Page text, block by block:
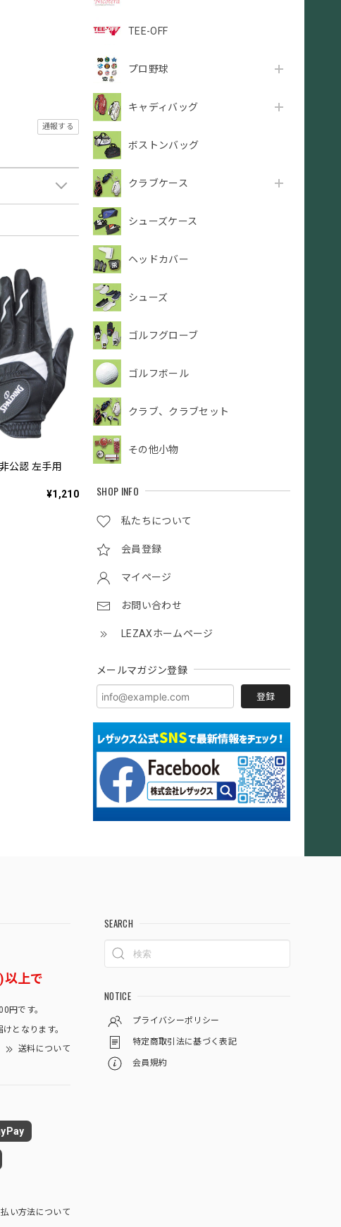
TEE-OFF
プロ野球
キャディバッグ
ボストンバッグ
クラブケース
シューズケース
ヘッドカバー
シューズ
ゴルフグローブ
ゴルフボール
クラブ、クラブセット
その他小物
SHOP INFO
私たちについて
会員登録
マイページ
お問い合わせ
LEZAXホームページ
メールマガジン登録
登録
通報する
公認 左手用
¥1,210
以上で
円です。
となります。
送料について
い方法について
SEARCH
NOTICE
プライバシーポリシー
特定商取引法に基づく表記
会員規約